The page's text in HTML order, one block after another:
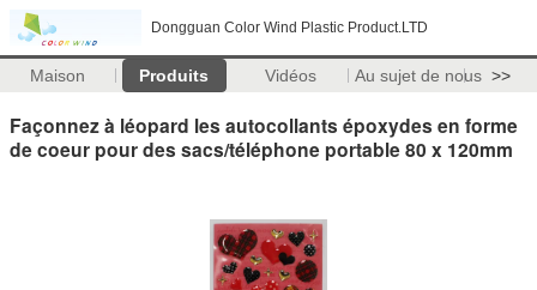
Dongguan Color Wind Plastic Product.LTD
Maison Produits Vidéos Au sujet de nous >>
Façonnez à léopard les autocollants époxydes en forme
de coeur pour des sacs/téléphone portable 80 x 120mm